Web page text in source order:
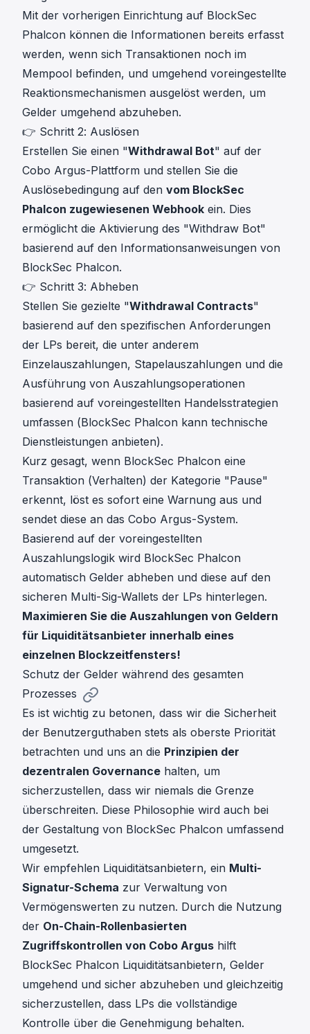
Mit der vorherigen Einrichtung auf BlockSec
Phalcon können die Informationen bereits erfasst
werden, wenn sich Transaktionen noch im
Mempool befinden, und umgehend voreingestellte
Reaktionsmechanismen ausgelöst werden, um
Gelder umgehend abzuheben.
👉 Schritt 2: Auslösen
Erstellen Sie einen "Withdrawal Bot" auf der
Cobo Argus-Plattform und stellen Sie die
Auslösebedingung auf den vom BlockSec
Phalcon zugewiesenen Webhook ein. Dies
ermöglicht die Aktivierung des "Withdraw Bot"
basierend auf den Informationsanweisungen von
BlockSec Phalcon.
👉 Schritt 3: Abheben
Stellen Sie gezielte "Withdrawal Contracts"
basierend auf den spezifischen Anforderungen
der LPs bereit, die unter anderem
Einzelauszahlungen, Stapelauszahlungen und die
Ausführung von Auszahlungsoperationen
basierend auf voreingestellten Handelsstrategien
umfassen (BlockSec Phalcon kann technische
Dienstleistungen anbieten).
Kurz gesagt, wenn BlockSec Phalcon eine
Transaktion (Verhalten) der Kategorie "Pause"
erkennt, löst es sofort eine Warnung aus und
sendet diese an das Cobo Argus-System.
Basierend auf der voreingestellten
Auszahlungslogik wird BlockSec Phalcon
automatisch Gelder abheben und diese auf den
sicheren Multi-Sig-Wallets der LPs hinterlegen.
Maximieren Sie die Auszahlungen von Geldern
für Liquiditätsanbieter innerhalb eines
einzelnen Blockzeitfensters!
Schutz der Gelder während des gesamten
Prozesses
Es ist wichtig zu betonen, dass wir die Sicherheit
der Benutzerguthaben stets als oberste Priorität
betrachten und uns an die Prinzipien der
dezentralen Governance halten, um
sicherzustellen, dass wir niemals die Grenze
überschreiten. Diese Philosophie wird auch bei
der Gestaltung von BlockSec Phalcon umfassend
umgesetzt.
Wir empfehlen Liquiditätsanbietern, ein Multi-
Signatur-Schema zur Verwaltung von
Vermögenswerten zu nutzen. Durch die Nutzung
der On-Chain-Rollenbasierten
Zugriffskontrollen von Cobo Argus hilft
BlockSec Phalcon Liquiditätsanbietern, Gelder
umgehend und sicher abzuheben und gleichzeitig
sicherzustellen, dass LPs die vollständige
Kontrolle über die Genehmigung behalten.